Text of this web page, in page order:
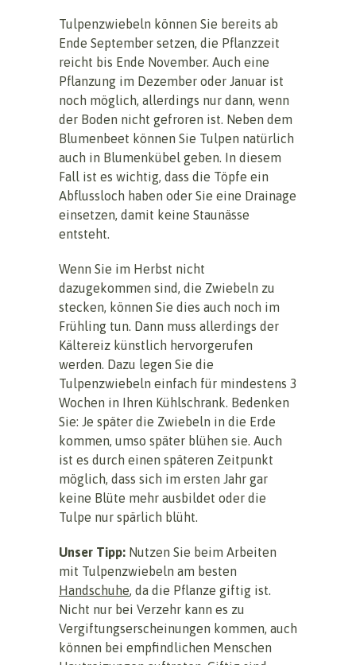
Tulpenzwiebeln können Sie bereits ab
Ende September setzen, die Pflanzzeit
reicht bis Ende November. Auch eine
Pflanzung im Dezember oder Januar ist
noch möglich, allerdings nur dann, wenn
der Boden nicht gefroren ist. Neben dem
Blumenbeet können Sie Tulpen natürlich
auch in Blumenkübel geben. In diesem
Fall ist es wichtig, dass die Töpfe ein
Abflussloch haben oder Sie eine Drainage
einsetzen, damit keine Staunässe
entsteht.
Wenn Sie im Herbst nicht
dazugekommen sind, die Zwiebeln zu
stecken, können Sie dies auch noch im
Frühling tun. Dann muss allerdings der
Kältereiz künstlich hervorgerufen
werden. Dazu legen Sie die
Tulpenzwiebeln einfach für mindestens 3
Wochen in Ihren Kühlschrank. Bedenken
Sie: Je später die Zwiebeln in die Erde
kommen, umso später blühen sie. Auch
ist es durch einen späteren Zeitpunkt
möglich, dass sich im ersten Jahr gar
keine Blüte mehr ausbildet oder die
Tulpe nur spärlich blüht.
Unser Tipp: Nutzen Sie beim Arbeiten
mit Tulpenzwiebeln am besten
Handschuhe, da die Pflanze giftig ist.
Nicht nur bei Verzehr kann es zu
Vergiftungserscheinungen kommen, auch
können bei empfindlichen Menschen